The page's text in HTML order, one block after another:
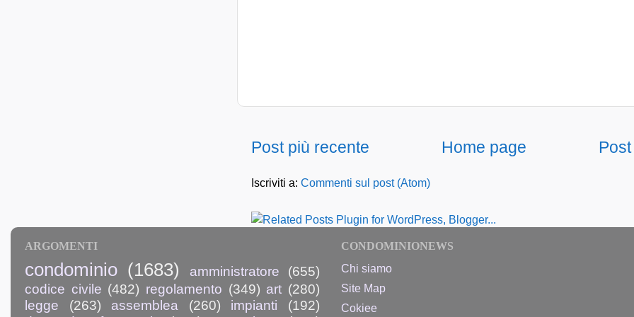
Post più recente Home page
Iscriviti a: Commenti sul post (Atom)
ARGOMENTI
condominio (1683) amministratore
(655)
codice civile (482) regolamento (349) art (280)
legge
(263) assemblea (260) impianti
(192)
CONDOMINIONEWS
Chi siamo
Site Map
Cokiee